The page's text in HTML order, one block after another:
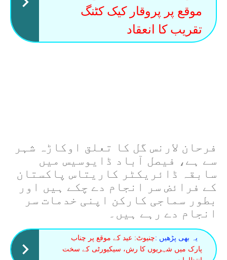
موقع پر پروقار کیک کٹنگ
تقریب کا انعقاد
فرحان لارنس گل کا تعلق اوکاڑہ شہر
سے ہے، فیصل آباد ڈایوسیس میں
سابقہ ڈائریکٹر کاریتاس پاکستان
کے فرائض سر انجام دے چکے ہیں اور
بطور سماجی کارکن اپنی خدمات سر
انجام دے رہے ہیں۔
یہ بھی پڑھیں :چنیوٹ: عید کے موقع پر چناب
پارک میں شہریوں کا رش، سیکیورٹی کے سخت